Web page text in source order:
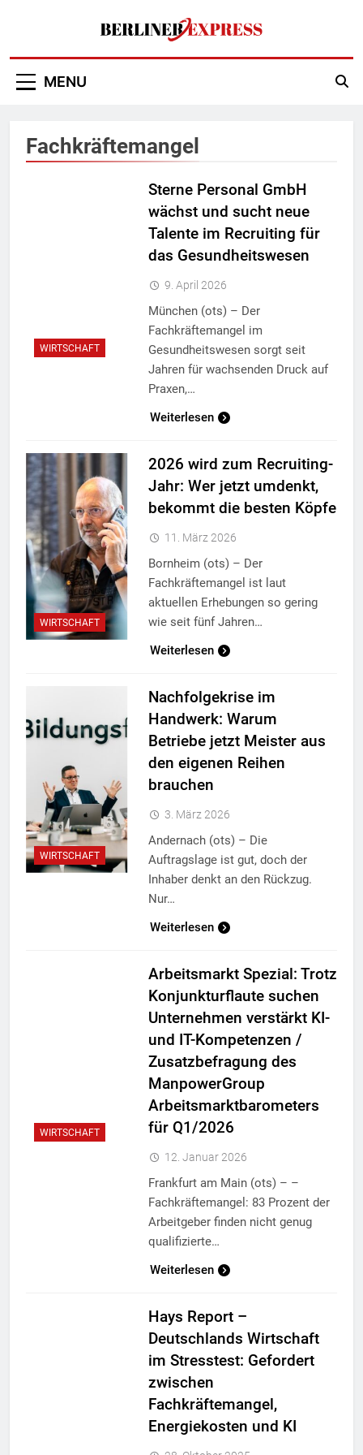
Berliner Express
MENU
Fachkräftemangel
WIRTSCHAFT
Sterne Personal GmbH
wächst und sucht neue
Talente im Recruiting für
das Gesundheitswesen
9. April 2026
München (ots) – Der
Fachkräftemangel im
Gesundheitswesen sorgt seit
Jahren für wachsenden Druck auf
Praxen,…
Weiterlesen
WIRTSCHAFT
2026 wird zum Recruiting-
Jahr: Wer jetzt umdenkt,
bekommt die besten Köpfe
11. März 2026
Bornheim (ots) – Der
Fachkräftemangel ist laut
aktuellen Erhebungen so gering
wie seit fünf Jahren…
Weiterlesen
WIRTSCHAFT
Nachfolgekrise im
Handwerk: Warum
Betriebe jetzt Meister aus
den eigenen Reihen
brauchen
3. März 2026
Andernach (ots) – Die
Auftragslage ist gut, doch der
Inhaber denkt an den Rückzug.
Nur…
Weiterlesen
WIRTSCHAFT
Arbeitsmarkt Spezial: Trotz
Konjunkturflaute suchen
Unternehmen verstärkt KI-
und IT-Kompetenzen /
Zusatzbefragung des
ManpowerGroup
Arbeitsmarktbarometers
für Q1/2026
12. Januar 2026
Frankfurt am Main (ots) – –
Fachkräftemangel: 83 Prozent der
Arbeitgeber finden nicht genug
qualifizierte…
Weiterlesen
Hays Report –
Deutschlands Wirtschaft
im Stresstest: Gefordert
zwischen
Fachkräftemangel,
Energiekosten und KI